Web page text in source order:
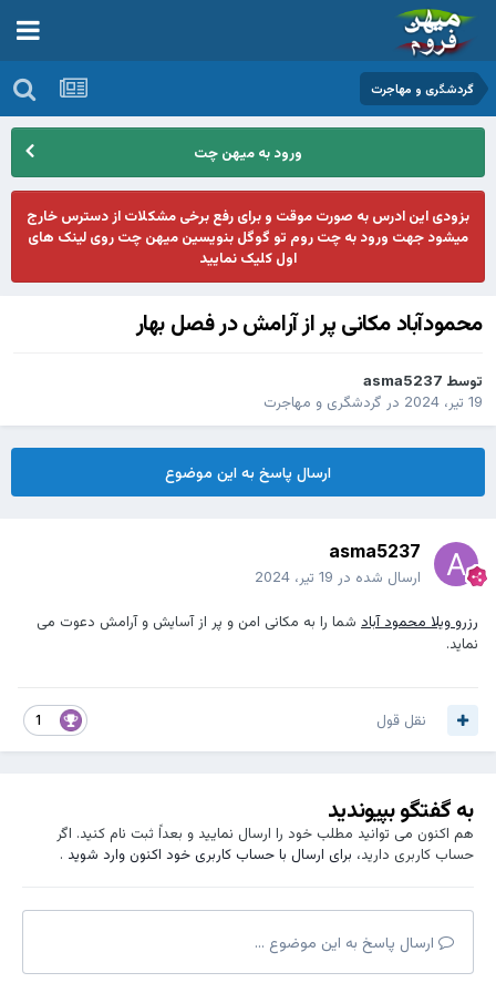
گردشگری و مهاجرت
ورود به میهن چت
بزودی این ادرس به صورت موقت و برای رفع برخی مشکلات از دسترس خارج
میشود جهت ورود به چت روم تو گوگل بنویسین میهن چت روی لینک های
اول کلیک نمایید
محمودآباد مکانی پر از آرامش در فصل بهار
توسط asma5237
19 تیر، 2024
در گردشگری و مهاجرت
ارسال پاسخ به این موضوع
asma5237
ارسال شده در 19 تیر، 2024
رزرو ویلا محمود آبادشما را به مکانی امن و پر از آسایش و آرامش دعوت می
نماید.
نقل قول
به گفتگو بپیوندید
هم اکنون می توانید مطلب خود را ارسال نمایید و بعداً ثبت نام کنید. اگر
حساب کاربری دارید، برای ارسال با حساب کاربری خود اکنون وارد شوید.
ارسال پاسخ به این موضوع ...